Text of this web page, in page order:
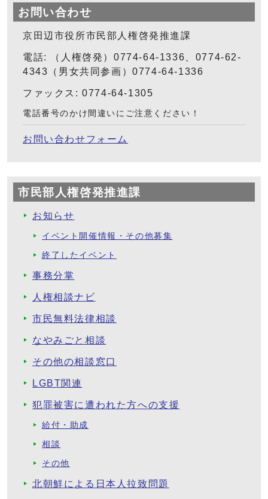
お問い合わせ
京田辺市役所市民部人権啓発推進課
電話: （人権啓発）0774-64-1336、0774-62-
4343（男女共同参画）0774-64-1336
ファックス: 0774-64-1305
電話番号のかけ間違いにご注意ください！
お問い合わせフォーム
市民部人権啓発推進課
お知らせ
イベント開催情報・その他募集
終了したイベント
事務分掌
人権相談ナビ
市民無料法律相談
なやみごと相談
その他の相談窓口
LGBT関連
犯罪被害に遭われた方への支援
給付・助成
相談
その他
北朝鮮による日本人拉致問題